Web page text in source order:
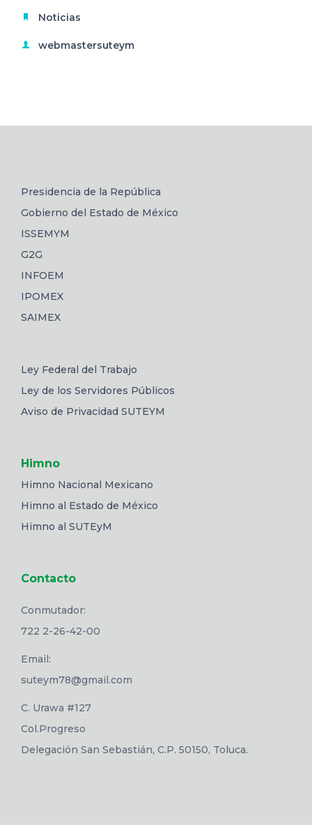
Noticias
webmastersuteym
Presidencia de la República
Gobierno del Estado de México
ISSEMYM
G2G
INFOEM
IPOMEX
SAIMEX
Ley Federal del Trabajo
Ley de los Servidores Públicos
Aviso de Privacidad SUTEYM
Himno
Himno Nacional Mexicano
Himno al Estado de México
Himno al SUTEyM
Contacto
Conmutador:
722 2-26-42-00
Email:
suteym78@gmail.com
C. Urawa #127
Col.Progreso
Delegación San Sebastián, C.P. 50150, Toluca.